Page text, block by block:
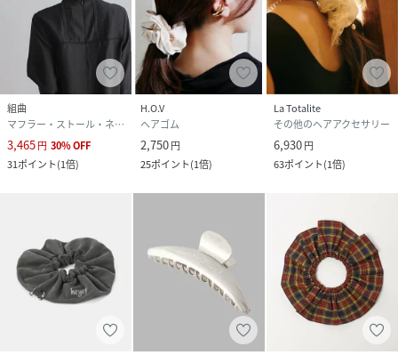
性別タイプ レディース
日本
素材
本体:レーヨン48%、ポリエステル43%、ナイロ
ン9%
サイズ フリー
(26090900950020-016-009 RT7088
組曲
マフラー・ストール・ネックウォーマー
3,465円 30%OFF
31ポイント(1倍)
H.O.V
ヘアゴム
2,750円
25ポイント(1倍)
La Totalite
その他のヘアアクセサリー
6,930円
63ポイント(1倍)